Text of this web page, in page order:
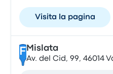
Visita la pagina
F Mislata
Av. del Cid, 99, 46014